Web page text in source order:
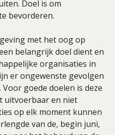
Doel is om
bevorderen.
met het oog op
belangrijk doel dient en
organisaties in
er ongewenste gevolgen
goede doelen is deze
uitvoerbaar en niet
op elk moment kunnen
van de, begin juni,